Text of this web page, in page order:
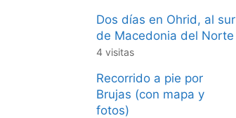
Dos días en Ohrid, al sur
de Macedonia del Norte
4 visitas
Recorrido a pie por
Brujas (con mapa y
fotos)